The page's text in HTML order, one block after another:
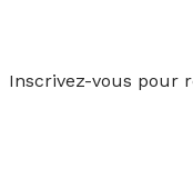
Inscrivez-vous pour